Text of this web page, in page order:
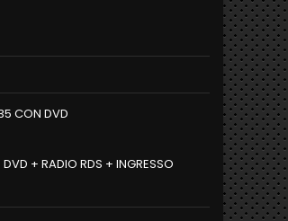
CON DVD
+ RADIO RDS + INGRESSO